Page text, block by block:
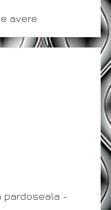
avere
pardoseala -